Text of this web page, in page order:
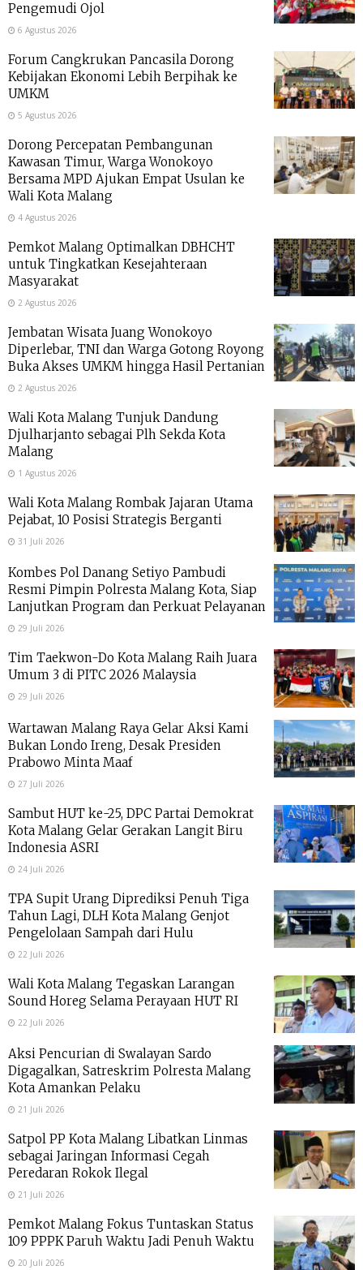
Pengemudi Ojol
6 Agustus 2026
Forum Cangkrukan Pancasila Dorong
Kebijakan Ekonomi Lebih Berpihak ke
UMKM
5 Agustus 2026
Dorong Percepatan Pembangunan
Kawasan Timur, Warga Wonokoyo
Bersama MPD Ajukan Empat Usulan ke
Wali Kota Malang
4 Agustus 2026
Pemkot Malang Optimalkan DBHCHT
untuk Tingkatkan Kesejahteraan
Masyarakat
2 Agustus 2026
Jembatan Wisata Juang Wonokoyo
Diperlebar, TNI dan Warga Gotong Royong
Buka Akses UMKM hingga Hasil Pertanian
2 Agustus 2026
Wali Kota Malang Tunjuk Dandung
Djulharjanto sebagai Plh Sekda Kota
Malang
1 Agustus 2026
Wali Kota Malang Rombak Jajaran Utama
Pejabat, 10 Posisi Strategis Berganti
31 Juli 2026
Kombes Pol Danang Setiyo Pambudi
Resmi Pimpin Polresta Malang Kota, Siap
Lanjutkan Program dan Perkuat Pelayanan
29 Juli 2026
Tim Taekwon-Do Kota Malang Raih Juara
Umum 3 di PITC 2026 Malaysia
29 Juli 2026
Wartawan Malang Raya Gelar Aksi Kami
Bukan Londo Ireng, Desak Presiden
Prabowo Minta Maaf
27 Juli 2026
Sambut HUT ke-25, DPC Partai Demokrat
Kota Malang Gelar Gerakan Langit Biru
Indonesia ASRI
24 Juli 2026
TPA Supit Urang Diprediksi Penuh Tiga
Tahun Lagi, DLH Kota Malang Genjot
Pengelolaan Sampah dari Hulu
22 Juli 2026
Wali Kota Malang Tegaskan Larangan
Sound Horeg Selama Perayaan HUT RI
22 Juli 2026
Aksi Pencurian di Swalayan Sardo
Digagalkan, Satreskrim Polresta Malang
Kota Amankan Pelaku
21 Juli 2026
Satpol PP Kota Malang Libatkan Linmas
sebagai Jaringan Informasi Cegah
Peredaran Rokok Ilegal
21 Juli 2026
Pemkot Malang Fokus Tuntaskan Status
109 PPPK Paruh Waktu Jadi Penuh Waktu
20 Juli 2026